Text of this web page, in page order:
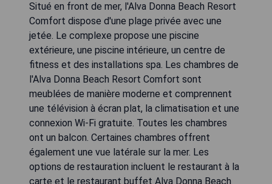
Situé en front de mer, l'Alva Donna Beach Resort
Comfort dispose d'une plage privée avec une
jetée. Le complexe propose une piscine
extérieure, une piscine intérieure, un centre de
fitness et des installations spa. Les chambres de
l'Alva Donna Beach Resort Comfort sont
meublées de manière moderne et comprennent
une télévision à écran plat, la climatisation et une
connexion Wi-Fi gratuite. Toutes les chambres
ont un balcon. Certaines chambres offrent
également une vue latérale sur la mer. Les
options de restauration incluent le restaurant à la
carte et le restaurant buffet Alva Donna Beach